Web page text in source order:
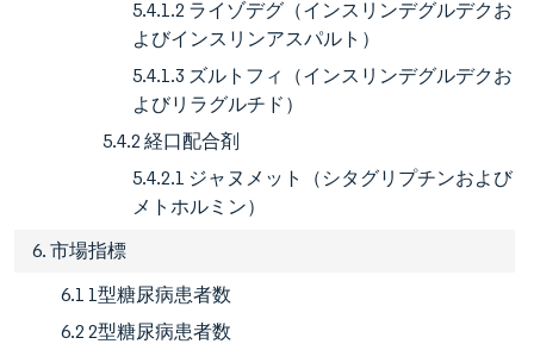
5.4.1.2 ライゾデグ（インスリンデグルデクお
よびインスリンアスパルト）
5.4.1.3 ズルトフィ（インスリンデグルデクお
よびリラグルチド）
5.4.2 経口配合剤
5.4.2.1 ジャヌメット（シタグリプチンおよび
メトホルミン）
6. 市場指標
6.1 1型糖尿病患者数
6.2 2型糖尿病患者数